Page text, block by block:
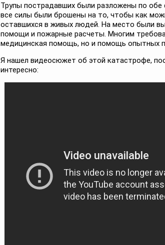
Трупы пострадавших были разложены по обе
все силы были брошены на то, чтобы как
оставшихся в живых людей. На место были
помощи и пожарные расчеты. Многим
медицинская помощь, но и помощь опытных
Я нашел видеосюжет об этой катастрофе,
интересно: